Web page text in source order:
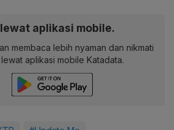
aplikasi mobile.
membaca lebih nyaman dan nikmati
aplikasi mobile Katadata.